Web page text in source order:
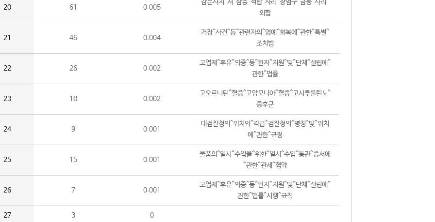
20 61 0.005
감은사지^서^삼층^석탑^사리^장엄구^금동^사리^
외함
21 46 0.004
거창^사건^등^관련자의^명예^회복에^관한^특별^
조치법
22 26 0.002
고엽제^후유^의증^등^환자^지원^및^단체^설립에^
관한^법률
23 18 0.002
고오르니틴^혈증^고암모니아^혈증^고시투룰린뇨^
증후군
24 9 0.001
대검찰청의^위치와^각급^검찰청의^명칭^및^위치
에^관한^규정
25 15 0.001
물품의^일시^수입을^위한^일시^수입^통관^증서에
^관한^관세^협약
26 7 0.001
고엽제^후유^의증^등^환자^지원^및^단체^설립에^
관한^법률^시행^규칙
27 3 0